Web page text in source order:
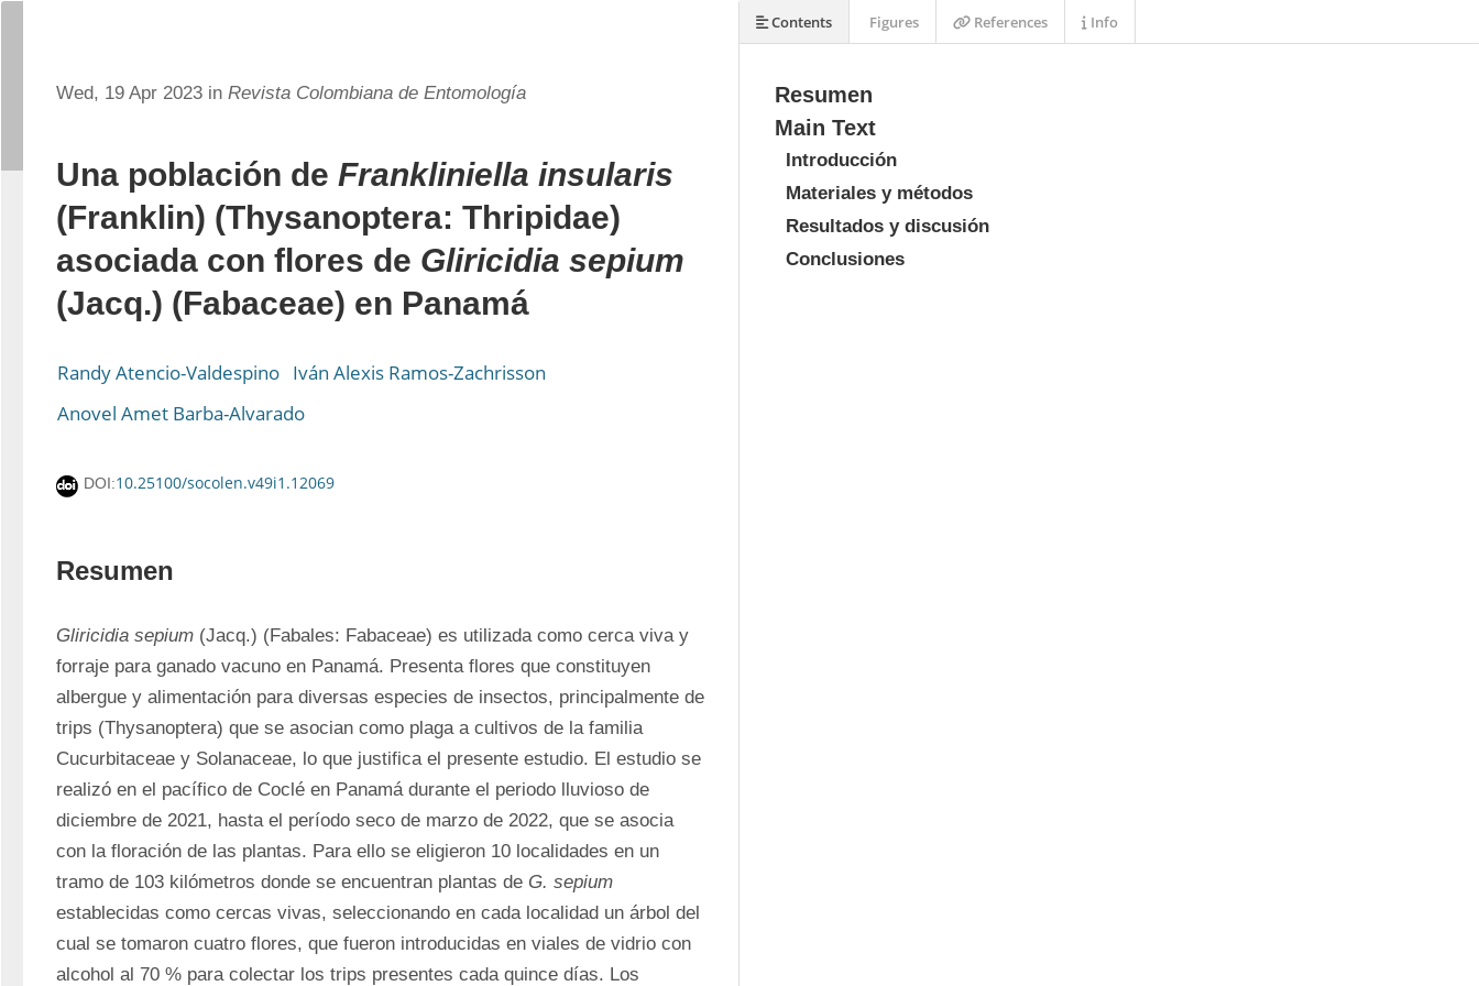
Wed, 19 Apr 2023 in Revista Colombiana de Entomología
Una población de Frankliniella insularis
(Franklin) (Thysanoptera: Thripidae)
asociada con flores de Gliricidia sepium
(Jacq.) (Fabaceae) en Panamá
Randy Atencio-Valdespino Iván Alexis Ramos-Zachrisson
Anovel Amet Barba-Alvarado
DOI:10.25100/socolen.v49i1.12069
Resumen
Gliricidia sepium (Jacq.) (Fabales: Fabaceae) es utilizada como cerca viva y
forraje para ganado vacuno en Panamá. Presenta flores que constituyen
albergue y alimentación para diversas especies de insectos, principalmente de
trips (Thysanoptera) que se asocian como plaga a cultivos de la familia
Cucurbitaceae y Solanaceae, lo que justifica el presente estudio. El estudio se
realizó en el pacífico de Coclé en Panamá durante el periodo lluvioso de
diciembre de 2021, hasta el período seco de marzo de 2022, que se asocia
con la floración de las plantas. Para ello se eligieron 10 localidades en un
tramo de 103 kilómetros donde se encuentran plantas de G. sepium
establecidas como cercas vivas, seleccionando en cada localidad un árbol del
cual se tomaron cuatro flores, que fueron introducidas en viales de vidrio con
alcohol al 70 % para colectar los trips presentes cada quince días. Los
Resumen
Main Text
Introducción
Materiales y métodos
Resultados y discusión
Conclusiones
Contents Figures References Info